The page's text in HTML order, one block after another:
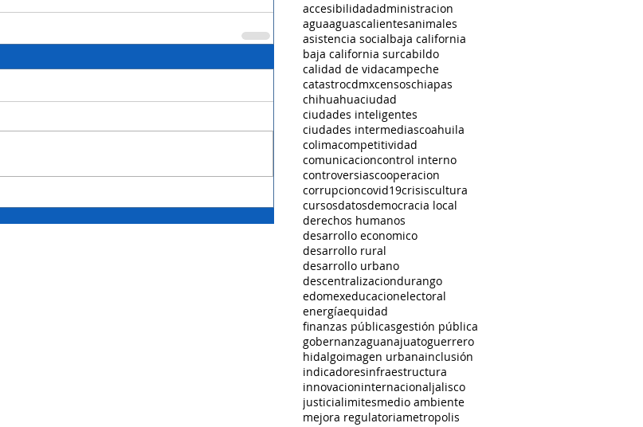
accesibilidadadministracion
aguaaguascalientesanimales
asistencia socialbaja california
baja california surcabildo
calidad de vidacampeche
catastrocdmxcensoschiapas
chihuahuaciudad
ciudades inteligentes
ciudades intermediascoahuila
colimacompetitividad
comunicacioncontrol interno
controversiascooperacion
corrupcioncovid19crisiscultura
cursosdatosdemocracia local
derechos humanos
desarrollo economico
desarrollo rural
desarrollo urbano
descentralizaciondurango
edomexeducacionelectoral
energíaequidad
finanzas públicasgestión pública
gobernanzaguanajuatoguerrero
hidalgoimagen urbanainclusión
indicadoresinfraestructura
innovacioninternacionaljalisco
justicialimitesmedio ambiente
mejora regulatoriametropolis